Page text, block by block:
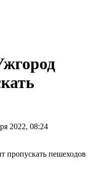
2022, 08:24